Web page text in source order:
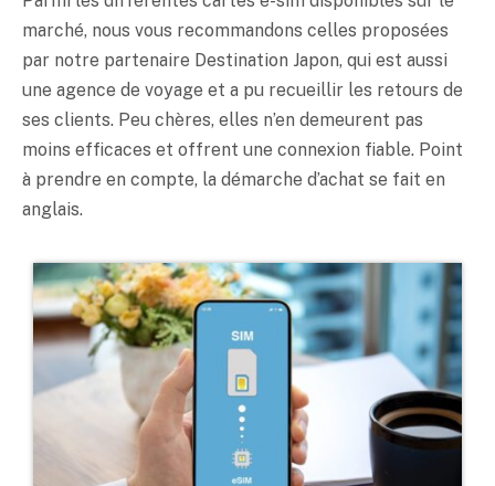
marché, nous vous recommandons celles proposées
par notre partenaire Destination Japon, qui est aussi
une agence de voyage et a pu recueillir les retours de
ses clients. Peu chères, elles n’en demeurent pas
moins efficaces et offrent une connexion fiable. Point
à prendre en compte, la démarche d’achat se fait en
anglais.